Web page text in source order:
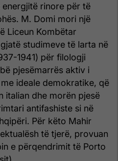
rinore për të
M. Domi mori një
Liceun Kombëtar
studimeve të larta në
1941) për filologji
pjesëmarrës aktiv i
ideale demokratike, që
italian dhe morën pjesë
antifashiste si në
Për këto Mahir
të tjerë, provuan
e përqendrimit të Porto